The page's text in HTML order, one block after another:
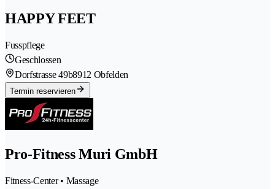
HAPPY FEET
Fusspflege
Geschlossen
Dorfstrasse 49b8912 Obfelden
Termin reservieren
Pro-Fitness Muri GmbH
Fitness-Center • Massage